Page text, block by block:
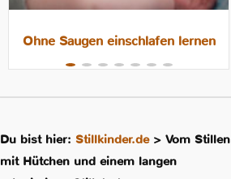
Ohne Saugen einschlafen lernen
Du bist hier:Stillkinder.de>Vom Stillen
mit Hütchen und einem langen